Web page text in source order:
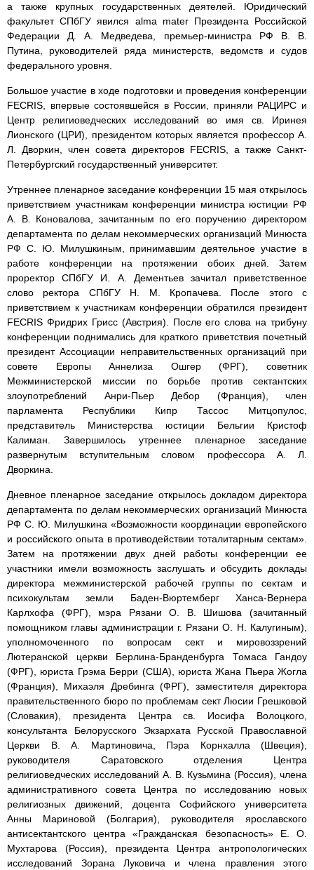
а также крупных государственных деятелей. Юридический
факультет СПбГУ явился alma mater Президента Российской
Федерации Д. А. Медведева, премьер-министра РФ В. В.
Путина, руководителей ряда министерств, ведомств и судов
федерального уровня.
Большое участие в ходе подготовки и проведения конференции
FECRIS, впервые состоявшейся в России, приняли РАЦИРС и
Центр религиоведческих исследований во имя св. Иринея
Лионского (ЦРИ), президентом которых является профессор А.
Л. Дворкин, член совета директоров FECRIS, а также Санкт-
Петербургский государственный университет.
Утреннее пленарное заседание конференции 15 мая открылось
приветствием участникам конференции министра юстиции РФ
А. В. Коновалова, зачитанным по его поручению директором
департамента по делам некоммерческих организаций Минюста
РФ С. Ю. Милушкиным, принимавшим деятельное участие в
работе конференции на протяжении обоих дней. Затем
проректор СПбГУ И. А. Дементьев зачитал приветственное
слово ректора СПбГУ Н. М. Кропачева. После этого с
приветствием к участникам конференции обратился президент
FECRIS Фридрих Грисс (Австрия). После его слова на трибуну
конференции поднимались для краткого приветствия почетный
президент Ассоциации неправительственных организаций при
совете Европы Аннелиза Ошгер (ФРГ), советник
Межминистерской миссии по борьбе против сектантских
злоупотреблений Анри-Пьер Дебор (Франция), член
парламента Республики Кипр Тассос Митцопулос,
представитель Министерства юстиции Бельгии Кристоф
Калиман. Завершилось утреннее пленарное заседание
развернутым вступительным словом профессора А. Л.
Дворкина.
Дневное пленарное заседание открылось докладом директора
департамента по делам некоммерческих организаций Минюста
РФ С. Ю. Милушкина «Возможности координации европейского
и российского опыта в противодействии тоталитарным сектам».
Затем на протяжении двух дней работы конференции ее
участники имели возможность заслушать и обсудить доклады
директора межминистерской рабочей группы по сектам и
психокультам земли Баден-Вюртемберг Ханса-Вернера
Карлхофа (ФРГ), мэра Рязани О. В. Шишова (зачитанный
помощником главы администрации г. Рязани О. Н. Калугиным),
уполномоченного по вопросам сект и мировоззрений
Лютеранской церкви Берлина-Бранденбурга Томаса Гандоу
(ФРГ), юриста Грэма Берри (США), юриста Жана Пьера Жогла
(Франция), Михаэля Дребинга (ФРГ), заместителя директора
правительственного бюро по проблемам сект Люсии Грешковой
(Словакия), президента Центра св. Иосифа Волоцкого,
консультанта Белорусского Экзархата Русской Православной
Церкви В. А. Мартиновича, Пэра Корнхалла (Швеция),
руководителя Саратовского отделения Центра
религиоведческих исследований А. В. Кузьмина (Россия), члена
административного совета Центра по исследованию новых
религиозных движений, доцента Софийского университета
Анны Мариновой (Болгария), руководителя ярославского
антисектантского центра «Гражданская безопасность» Е. О.
Мухтарова (Россия), президента Центра антропологических
исследований Зорана Луковича и члена правления этого